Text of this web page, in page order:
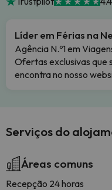
Líder em Férias na
Agência N.º1 em
Ofertas exclusivas que
encontra no nosso
Serviços do
Áreas comuns
Recepção 24 horas